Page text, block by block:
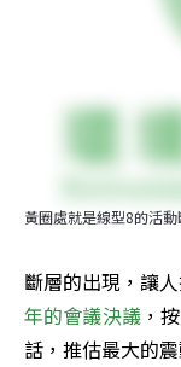
黃圈處就是線型8的活動
斷層的出現，讓
年的會議決議，
話，推估最大的